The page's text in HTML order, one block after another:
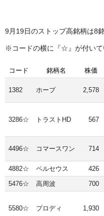
9月19日のストップ高銘柄は8
※コードの横に『☆』が付いて
コード 銘柄名 株価
1382 ホーブ 2,578
3286☆ トラストHD 567
4496☆ コマースワン 714
4882☆
ペルセウス 426
5476☆
高周波 700
5580☆ プロディ 1,930